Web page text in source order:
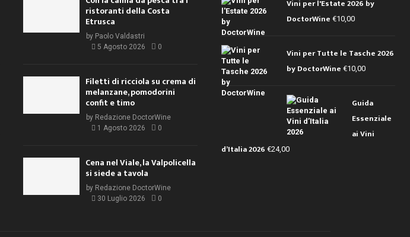
ristoranti della Costa
Etrusca
by Paolo Valdastri
5 Agosto 2026
0
Filetti di ricciola su crema di
melanzane, pomodorini
confit e timo
by Redazione DoctorWine
1 Agosto 2026
0
Cena nel Viale, la Valpolicella
si siede a tavola
by Redazione DoctorWine
30 Luglio 2026
0
Vini per l'Estate 2026 by
DoctorWine €10,00
Vini per Tutte le Tasche 2026
by DoctorWine €10,00
Guida
Essenziale
ai Vini
d’Italia 2026 €24,00